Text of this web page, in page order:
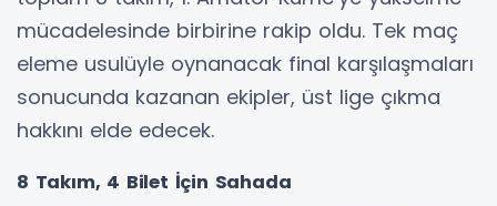
mücadelesinde birbirine rakip oldu. Tek maç
eleme usulüyle oynanacak final karşılaşmaları
sonucunda kazanan ekipler, üst lige çıkma
hakkını elde edecek.
8 Takım, 4 Bilet İçin Sahada